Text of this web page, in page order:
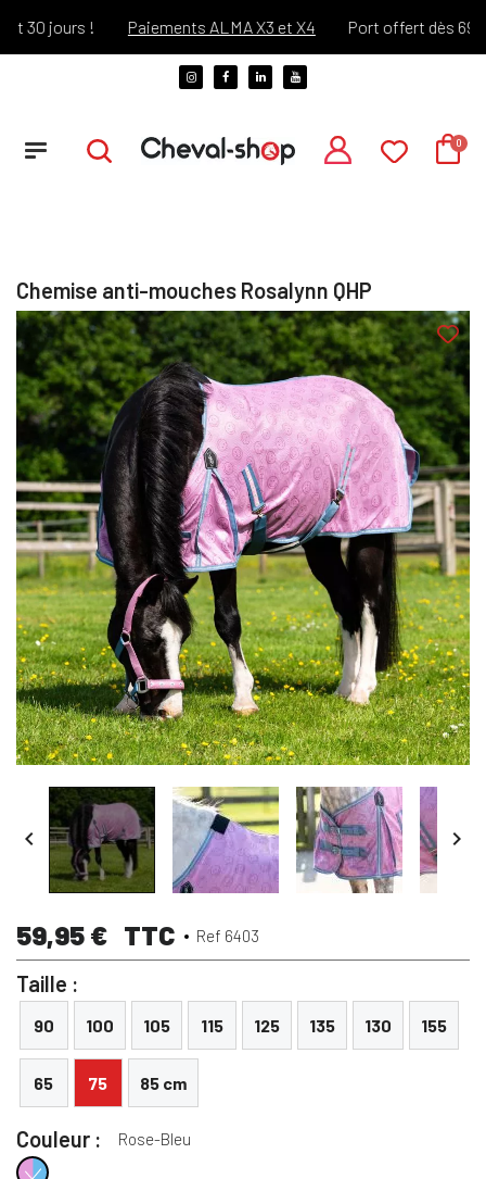
jours ! Paiements ALMA X3 et X4 Port offert dès 69€
Chemise anti-mouches Rosalynn QHP
 
59,95 € TTC Ref 6403
Taille :
90 100 105 115 125 135 130 155
65 75 85 cm
Couleur : Rose-Bleu
Rose-Bleu